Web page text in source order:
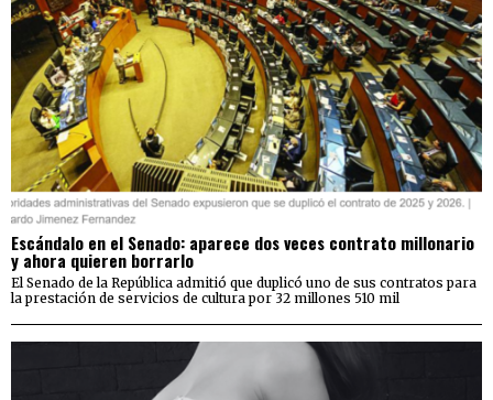
Escándalo en el Senado: aparece dos veces contrato millonario
y ahora quieren borrarlo
El Senado de la República admitió que duplicó uno de sus contratos para
la prestación de servicios de cultura por 32 millones 510 mil